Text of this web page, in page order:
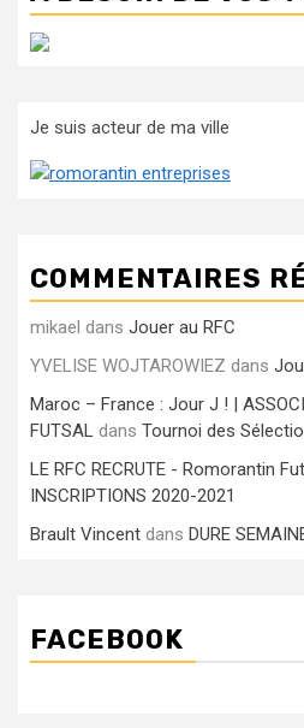
Je suis acteur de ma ville
COMMENTAIRES
mikael dans Jouer au RFC
YVELISE WOJTAROWIEZ dans
Maroc – France : Jour J ! |
FUTSAL dans Tournoi des
LE RFC RECRUTE - Romorantin
INSCRIPTIONS 2020-2021
Brault Vincent dans DURE
FACEBOOK